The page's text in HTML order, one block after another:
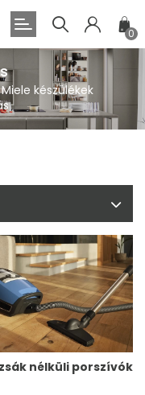
0
Miele készülékek
nélküli porszívók